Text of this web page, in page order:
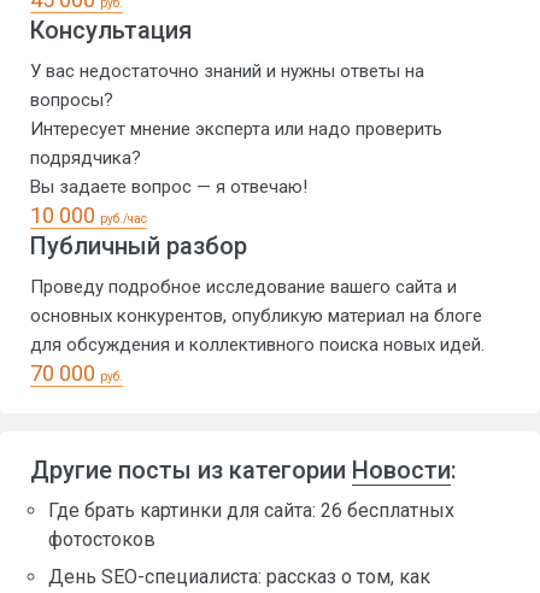
руб.
Консультация
У вас недостаточно знаний и нужны ответы на
вопросы?
Интересует мнение эксперта или надо проверить
подрядчика?
Вы задаете вопрос — я отвечаю!
10 000 руб./час
Публичный разбор
Проведу подробное исследование вашего сайта и
основных конкурентов, опубликую материал на блоге
для обсуждения и коллективного поиска новых идей.
70 000 руб.
Другие посты из категории Новости:
Где брать картинки для сайта: 26 бесплатных
фотостоков
День SEO-специалиста: рассказ о том, как